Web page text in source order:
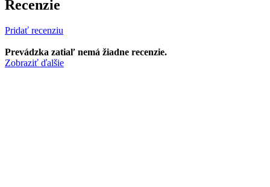
Recenzie
Pridať recenziu
Prevádzka zatiaľ nemá žiadne recenzie.
Zobraziť ďalšie